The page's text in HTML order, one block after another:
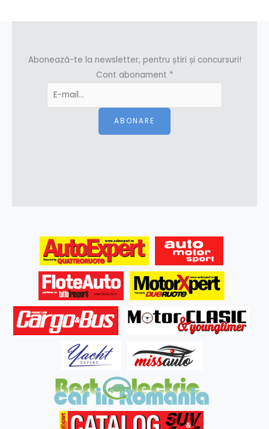
Abonează-te la newsletter, pentru știri și concursuri!
Cont abonament *
ABONARE